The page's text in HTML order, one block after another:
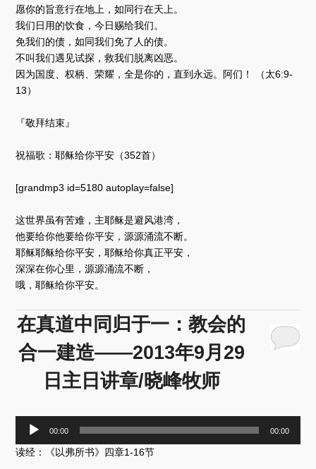
愿你的旨意行在地上，如同行在天上。
我们日用的饮食，今日赐给我们。
免我们的债，如同我们免了人的债。
不叫我们遇见试探，救我们脱离凶恶。
因为国度、权柄、荣耀，全是你的，直到永远。阿们！ （太6:9-
13）
『敬拜结束』
祝福歌：耶稣给你平安（352首）
[grandmp3 id=5180 autoplay=false]
这世界虽有苦难，主耶稣是避风港湾，
他要给你他要给你平安，源源涌流不断。
耶稣耶稣给你平安，耶稣给你真正平安，
深深在你心里，源源涌流不断，
哦，耶稣给你平安。
在真道中同归于一：教会的
合一建造——2013年9月29
日主日讲章/晓峰牧师
播
00:00 00:00
读经：《以弗所书》四章1-16节